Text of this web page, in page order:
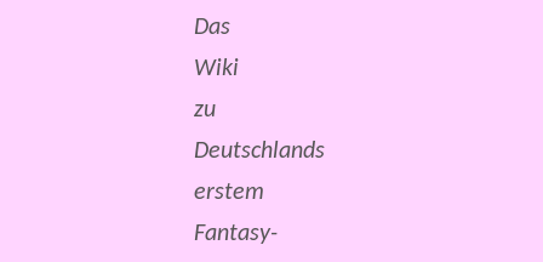
Das
Wiki
zu
Deutschlands
erstem
Fantasy-